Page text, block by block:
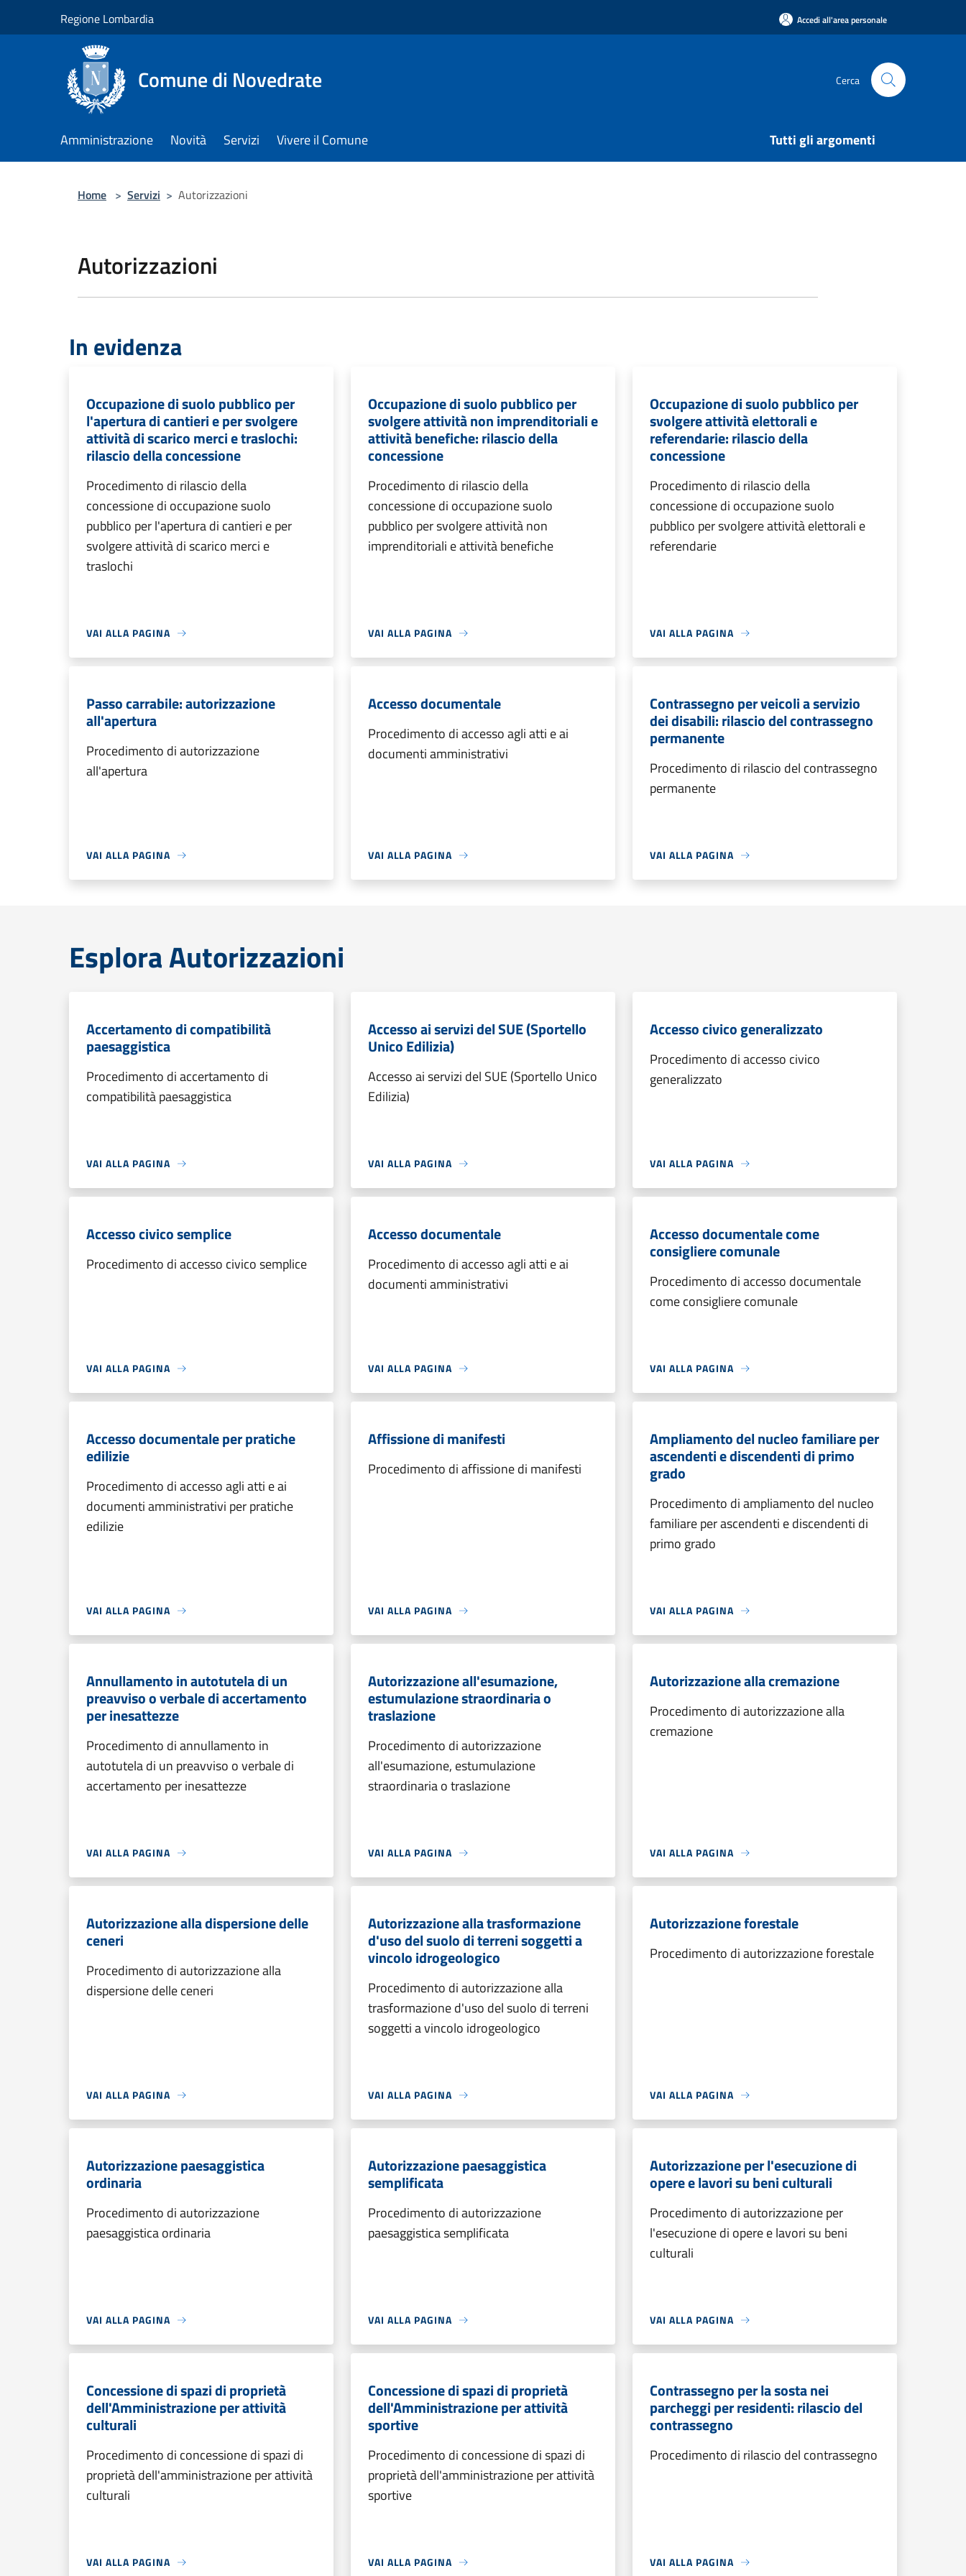
Regione Lombardia Accedi all'area personale
Comune di Novedrate Cerca
Amministrazione Novità Servizi Vivere il Comune Tutti gli argomenti
Home > Servizi > Autorizzazioni
Autorizzazioni
In evidenza
Occupazione di suolo pubblico per
l'apertura di cantieri e per svolgere
attività di scarico merci e traslochi:
rilascio della concessione
Procedimento di rilascio della
concessione di occupazione suolo
pubblico per l'apertura di cantieri e per
svolgere attività di scarico merci e
traslochi
VAI ALLA PAGINA
Occupazione di suolo pubblico per
svolgere attività non imprenditoriali e
attività benefiche: rilascio della
concessione
Procedimento di rilascio della
concessione di occupazione suolo
pubblico per svolgere attività non
imprenditoriali e attività benefiche
VAI ALLA PAGINA
Occupazione di suolo pubblico per
svolgere attività elettorali e
referendarie: rilascio della
concessione
Procedimento di rilascio della
concessione di occupazione suolo
pubblico per svolgere attività elettorali e
referendarie
VAI ALLA PAGINA
Passo carrabile: autorizzazione
all'apertura
Procedimento di autorizzazione
all'apertura
VAI ALLA PAGINA
Accesso documentale
Procedimento di accesso agli atti e ai
documenti amministrativi
VAI ALLA PAGINA
Contrassegno per veicoli a servizio
dei disabili: rilascio del contrassegno
permanente
Procedimento di rilascio del contrassegno
permanente
VAI ALLA PAGINA
Esplora Autorizzazioni
Accertamento di compatibilità
paesaggistica
Procedimento di accertamento di
compatibilità paesaggistica
VAI ALLA PAGINA
Accesso ai servizi del SUE (Sportello
Unico Edilizia)
Accesso ai servizi del SUE (Sportello Unico
Edilizia)
VAI ALLA PAGINA
Accesso civico generalizzato
Procedimento di accesso civico
generalizzato
VAI ALLA PAGINA
Accesso civico semplice
Procedimento di accesso civico semplice
VAI ALLA PAGINA
Accesso documentale
Procedimento di accesso agli atti e ai
documenti amministrativi
VAI ALLA PAGINA
Accesso documentale come
consigliere comunale
Procedimento di accesso documentale
come consigliere comunale
VAI ALLA PAGINA
Accesso documentale per pratiche
edilizie
Procedimento di accesso agli atti e ai
documenti amministrativi per pratiche
edilizie
VAI ALLA PAGINA
Affissione di manifesti
Procedimento di affissione di manifesti
VAI ALLA PAGINA
Ampliamento del nucleo familiare per
ascendenti e discendenti di primo
grado
Procedimento di ampliamento del nucleo
familiare per ascendenti e discendenti di
primo grado
VAI ALLA PAGINA
Annullamento in autotutela di un
preavviso o verbale di accertamento
per inesattezze
Procedimento di annullamento in
autotutela di un preavviso o verbale di
accertamento per inesattezze
VAI ALLA PAGINA
Autorizzazione all'esumazione,
estumulazione straordinaria o
traslazione
Procedimento di autorizzazione
all'esumazione, estumulazione
straordinaria o traslazione
VAI ALLA PAGINA
Autorizzazione alla cremazione
Procedimento di autorizzazione alla
cremazione
VAI ALLA PAGINA
Autorizzazione alla dispersione delle
ceneri
Procedimento di autorizzazione alla
dispersione delle ceneri
VAI ALLA PAGINA
Autorizzazione alla trasformazione
d'uso del suolo di terreni soggetti a
vincolo idrogeologico
Procedimento di autorizzazione alla
trasformazione d'uso del suolo di terreni
soggetti a vincolo idrogeologico
VAI ALLA PAGINA
Autorizzazione forestale
Procedimento di autorizzazione forestale
VAI ALLA PAGINA
Autorizzazione paesaggistica
ordinaria
Procedimento di autorizzazione
paesaggistica ordinaria
VAI ALLA PAGINA
Autorizzazione paesaggistica
semplificata
Procedimento di autorizzazione
paesaggistica semplificata
VAI ALLA PAGINA
Autorizzazione per l'esecuzione di
opere e lavori su beni culturali
Procedimento di autorizzazione per
l'esecuzione di opere e lavori su beni
culturali
VAI ALLA PAGINA
Concessione di spazi di proprietà
dell'Amministrazione per attività
culturali
Procedimento di concessione di spazi di
proprietà dell'amministrazione per attività
culturali
VAI ALLA PAGINA
Concessione di spazi di proprietà
dell'Amministrazione per attività
sportive
Procedimento di concessione di spazi di
proprietà dell'amministrazione per attività
sportive
VAI ALLA PAGINA
Contrassegno per la sosta nei
parcheggi per residenti: rilascio del
contrassegno
Procedimento di rilascio del contrassegno
VAI ALLA PAGINA